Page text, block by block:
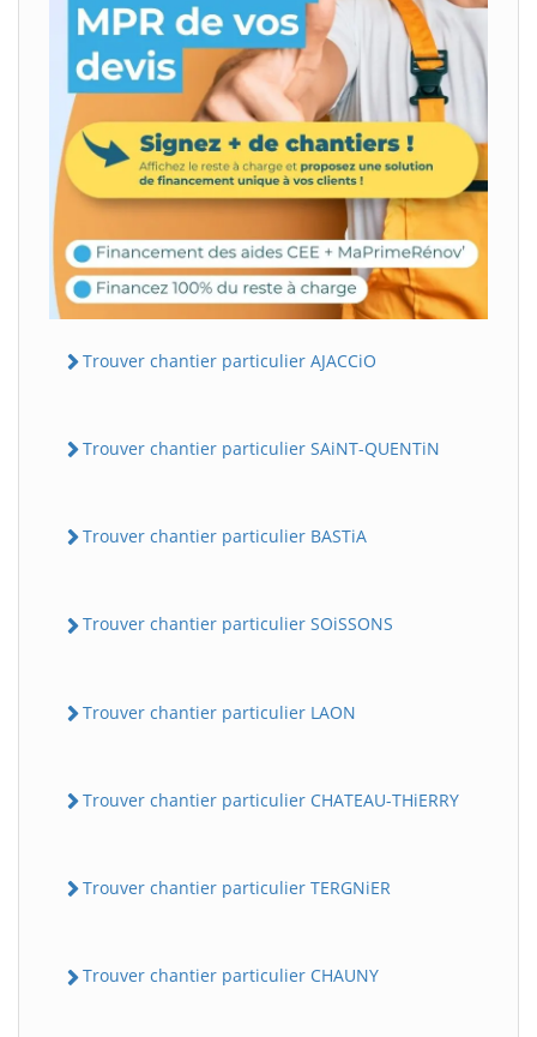
Trouver chantier particulier AJACCiO
Trouver chantier particulier SAiNT-QUENTiN
Trouver chantier particulier BASTiA
Trouver chantier particulier SOiSSONS
Trouver chantier particulier LAON
Trouver chantier particulier CHATEAU-THiERRY
Trouver chantier particulier TERGNiER
Trouver chantier particulier CHAUNY